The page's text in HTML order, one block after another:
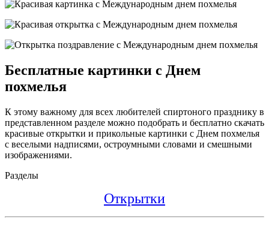
Бесплатные картинки с Днем
похмелья
К этому важному для всех любителей спиртоного празднику в
представленном разделе можно подобрать и бесплатно скачать
красивые открытки и прикольные картинки с Днем похмелья
с веселыми надписями, остроумными словами и смешными
изображениями.
Разделы
Открытки